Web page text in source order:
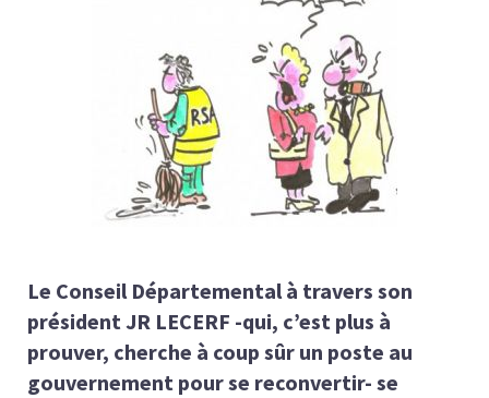
Le Conseil Départemental à travers son
président JR LECERF -qui, c’est plus à
prouver, cherche à coup sûr un poste au
gouvernement pour se reconvertir- se